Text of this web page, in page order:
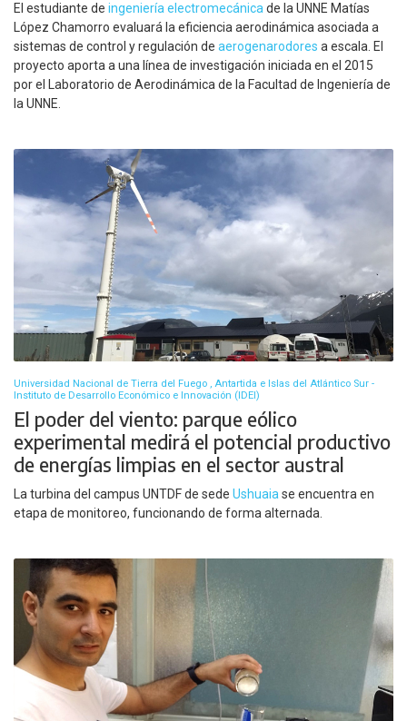
El estudiante de ingeniería electromecánica de la UNNE Matías
López Chamorro evaluará la eficiencia aerodinámica asociada a
sistemas de control y regulación de aerogenarodores a escala. El
proyecto aporta a una línea de investigación iniciada en el 2015
por el Laboratorio de Aerodinámica de la Facultad de Ingeniería de
la UNNE.
Universidad Nacional de Tierra del Fuego , Antartida e Islas del Atlántico Sur -
Instituto de Desarrollo Económico e Innovación (IDEI)
El poder del viento: parque eólico
experimental medirá el potencial productivo
de energías limpias en el sector austral
La turbina del campus UNTDF de sede Ushuaiase encuentra en
etapa de monitoreo, funcionando de forma alternada.